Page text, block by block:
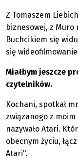
Z Tomaszem
biznesowej, z Muro
Buchcikiem się
się
Miałbym jeszcze
czytelników.
Kochani, spotkał
związanego z
nazywało Atari.
obecnym życiu,
Atari".